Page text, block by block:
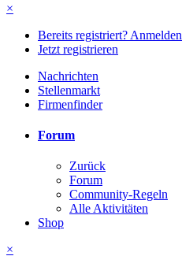
×
Bereits registriert? Anmelden
Jetzt registrieren
Nachrichten
Stellenmarkt
Firmenfinder
Forum
Zurück
Forum
Community-Regeln
Alle Aktivitäten
Shop
×